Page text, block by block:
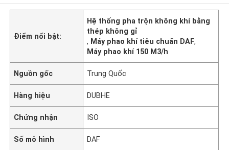
Điểm nổi bật:
Hệ thống pha trộn không khí bằng
thép không gỉ
, Máy phao khí tiêu chuẩn DAF,
Máy phao khí 150 M3/h
Nguồn gốc Trung Quốc
Hàng hiệu DUBHE
Chứng nhận ISO
Số mô hình DAF